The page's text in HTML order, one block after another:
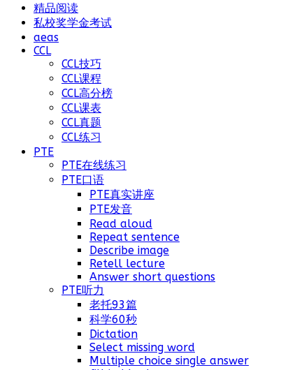
精品阅读
私校奖学金考试
aeas
CCL
CCL技巧
CCL课程
CCL高分榜
CCL课表
CCL真题
CCL练习
PTE
PTE在线练习
PTE口语
PTE真实讲座
PTE发音
Read aloud
Repeat sentence
Describe image
Retell lecture
Answer short questions
PTE听力
老托93篇
科学60秒
Dictation
Select missing word
Multiple choice single answer